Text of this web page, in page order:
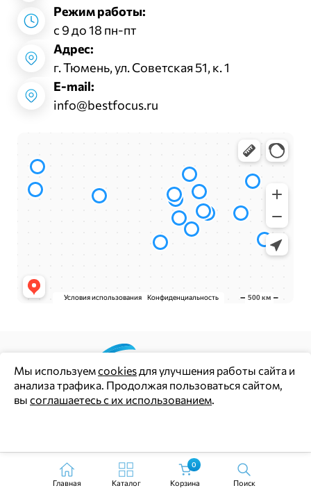
Режим работы:
с 9 до 18 пн-пт
Адрес:
г. Тюмень, ул. Советская 51, к. 1
E-mail:
info@bestfocus.ru
Цены и информация на сайте носят информационный
характер и не являются публичной офертой (ст. 437 ГК РФ)
Главная Каталог
0
Корзина Поиск
Мы используемcookies для улучшения работы сайта и
анализа трафика. Продолжая пользоваться сайтом,
вы соглашаетесь с их использованием.